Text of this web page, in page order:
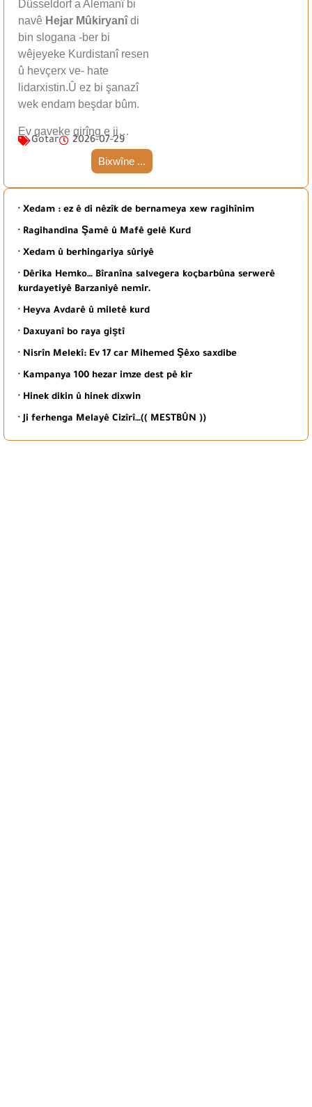
Dûsseldorf a Alemanî bi
navê Hejar Mûkiryanîdi
bin slogana -ber bi
wêjeyeke Kurdistanî resen
û hevçerx ve- hate
lidarxistin.Û ez bi şanazî
wek endam beşdar bûm.
Ev gaveke girîng e ji…
Gotar 2026-07-29
Bixwîne ...
· Xedam : ez ê di nêzîk de bernameya xew ragihînim
· Ragihandina Şamê û Mafê gelê Kurd
· Xedam û berhingariya sûriyê
· Dêrika Hemko… Bîranîna salvegera koçbarbûna serwerê
kurdayetiyê Barzaniyê nemir.
· Heyva Avdarê û miletê kurd
· Daxuyanî bo raya giştî
· Nisrîn Melekî: Ev 17 car Mihemed Şêxo saxdibe
· Kampanya 100 hezar imze dest pê kir
· Hinek dikin û hinek dixwin
· Ji ferhenga Melayê Cizîrî…(( MESTBÛN ))